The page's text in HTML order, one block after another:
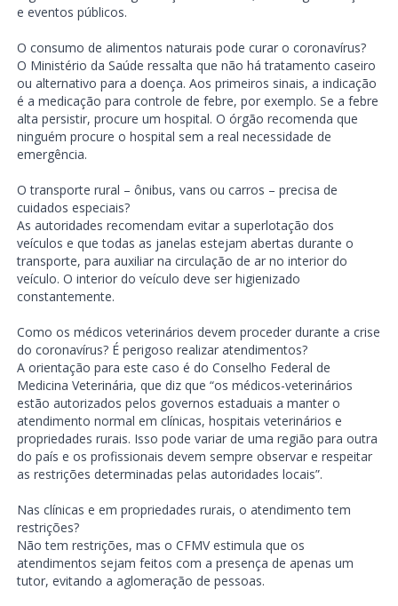
e eventos públicos.
O consumo de alimentos naturais pode curar o coronavírus?
O Ministério da Saúde ressalta que não há tratamento caseiro
ou alternativo para a doença. Aos primeiros sinais, a indicação
é a medicação para controle de febre, por exemplo. Se a febre
alta persistir, procure um hospital. O órgão recomenda que
ninguém procure o hospital sem a real necessidade de
emergência.
O transporte rural – ônibus, vans ou carros – precisa de
cuidados especiais?
As autoridades recomendam evitar a superlotação dos
veículos e que todas as janelas estejam abertas durante o
transporte, para auxiliar na circulação de ar no interior do
veículo. O interior do veículo deve ser higienizado
constantemente.
Como os médicos veterinários devem proceder durante a crise
do coronavírus? É perigoso realizar atendimentos?
A orientação para este caso é do Conselho Federal de
Medicina Veterinária, que diz que “os médicos-veterinários
estão autorizados pelos governos estaduais a manter o
atendimento normal em clínicas, hospitais veterinários e
propriedades rurais. Isso pode variar de uma região para outra
do país e os profissionais devem sempre observar e respeitar
as restrições determinadas pelas autoridades locais”.
Nas clínicas e em propriedades rurais, o atendimento tem
restrições?
Não tem restrições, mas o CFMV estimula que os
atendimentos sejam feitos com a presença de apenas um
tutor, evitando a aglomeração de pessoas.